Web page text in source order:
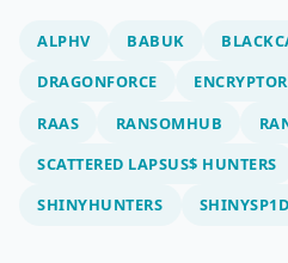
ALPHV BABUK
DRAGONFORCE
ENCRYPTOR
RAAS
RANSOMHUB
SCATTERED LAPSUS$ HUNTERS
SHINYHUNTERS